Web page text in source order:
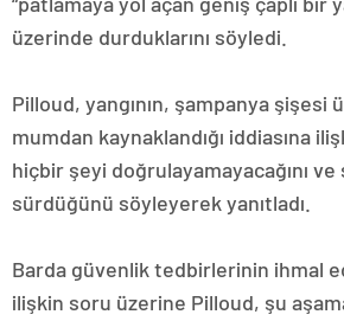
üzerinde durduklarını söyledi.
Pilloud, yangının, şampanya şişesi
mumdan kaynaklandığı iddiasına
hiçbir şeyi doğrulayamayacağını
sürdüğünü söyleyerek yanıtladı.
Barda güvenlik tedbirlerinin ihmal
ilişkin soru üzerine Pilloud, şu